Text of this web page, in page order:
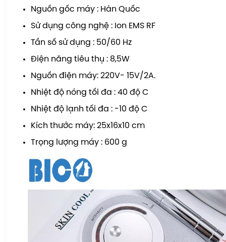
Nguồn gốc máy : Hàn Quốc
Sử dụng công nghệ : Ion EMS RF
Tần số sử dụng : 50/60 Hz
Điện năng tiêu thụ : 8,5W
Nguồn điện máy: 220V- 15V/2A.
Nhiệt độ nóng tối đa : 40 độ C
Nhiệt độ lạnh tối đa : -10 độ C
Kích thước máy: 25x16x10 cm
Trọng lượng máy : 600 g